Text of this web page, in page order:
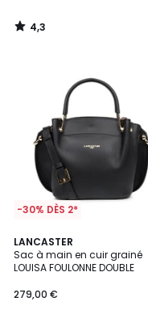
4,3
/
-30% DÈS 2*
LANCASTER
Sac à main en cuir grainé
LOUISA FOULONNE DOUBLE
279,00 €
4,7
/ 5